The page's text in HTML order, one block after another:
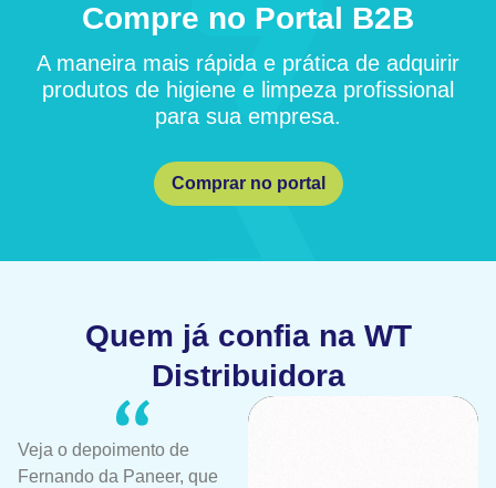
Compre no Portal B2B
A maneira mais rápida e prática de adquirir
produtos de higiene e limpeza profissional
para sua empresa.
Comprar no portal
Quem já confia na WT
Distribuidora
Veja o depoimento de
Fernando da Paneer, que